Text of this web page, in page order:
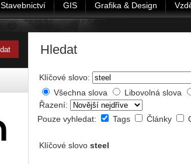
Stavebnictví GIS Grafika & Design
Hledat
Klíčové slovo:
Všechna slova Libovolná slova
Řazení:
Pouze vyhledat:
Tags Články
Klíčové slovo steel